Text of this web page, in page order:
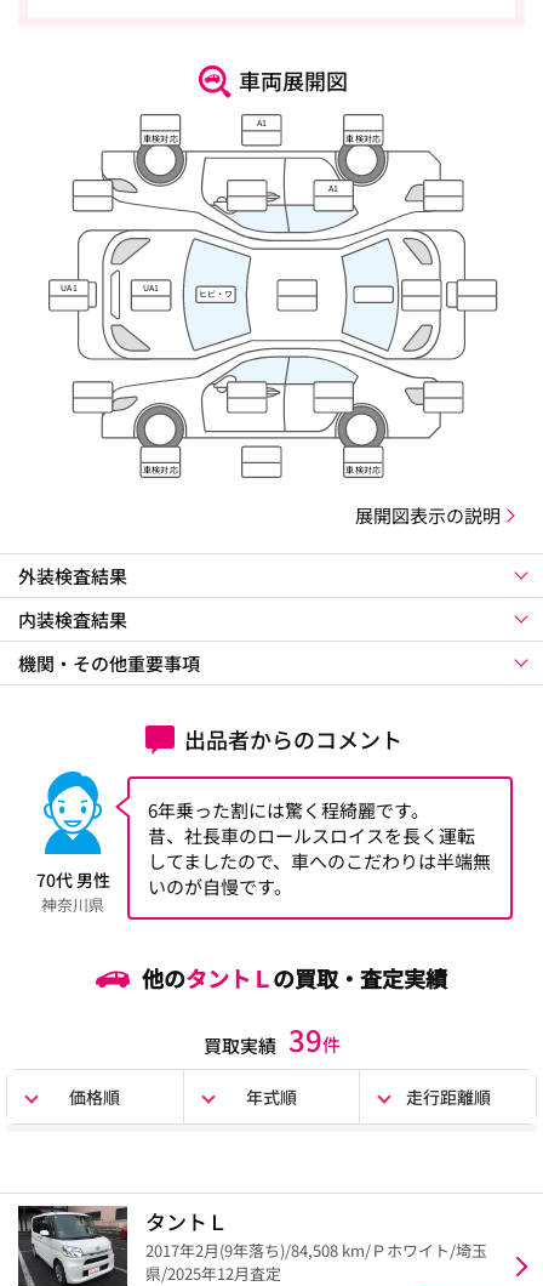
車両展開図
車検対応
A1
車検対応
A1
UA1 UA1
ヒビ・ワ
レ・キズ
車検対応 車検対応
展開図表示の説明
外装検査結果
内装検査結果
機関・その他重要事項
出品者からのコメント
70代 男性
神奈川県
6年乗った割には驚く程綺麗です。
昔、社長車のロールスロイスを長く運転
してましたので、車へのこだわりは半端無
いのが自慢です。
他のタントＬの買取・査定実績
買取実績 39件
価格順 年式順 走行距離順
タントＬ
2017年2月(9年落ち)/84,508 km/Ｐホワイト/埼玉
県/2025年12月査定